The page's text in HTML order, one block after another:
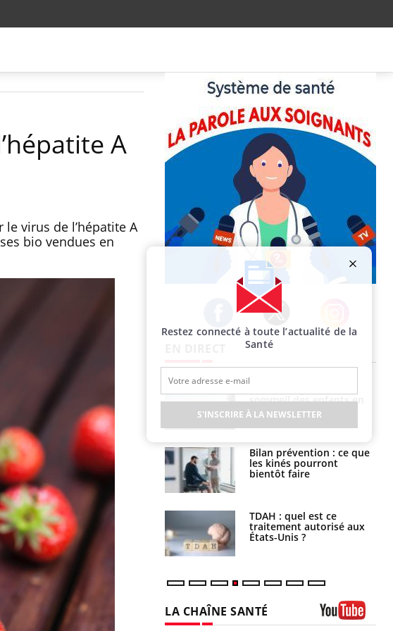
A
virus de l’hépatite A
bio vendues en
Facebook Twitter Instagram
Mordue par un
barracuda, une petite fille
secourue grâce à un
réflexe essentiel
Légionellose en Suisse :
quelle est l’origine de la
contamination ?
Allergies alimentaires :
une nouvelle arme contre
les réactions sévères
sommeil des enfants en
vacances ?
Bilan prévention : ce que
les kinés pourront
bientôt faire
TDAH : quel est ce
traitement autorisé aux
États-Unis ?
LA CHAÎNE SANTÉ
Restez connecté à toute l’actualité de la
Santé
S'INSCRIRE À LA NEWSLETTER